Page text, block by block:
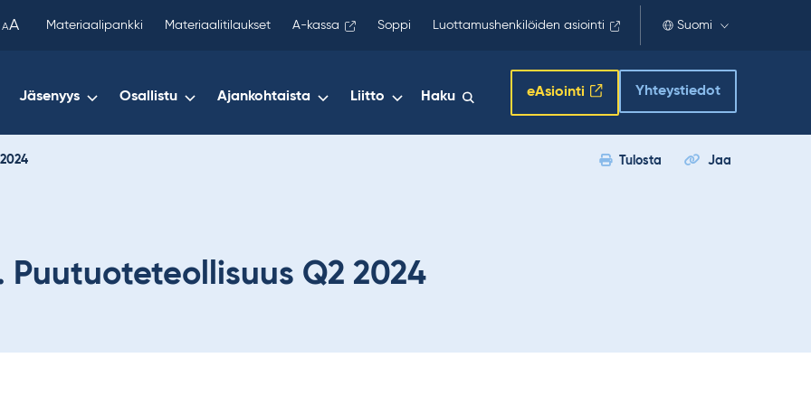
AA Materiaalipankki Materiaalitilaukset A-kassa Soppi Luottamushenkilöiden asiointi Suomi
Jäsenyys Osallistu Ajankohtaista Liitto Haku eAsiointi Yhteystiedot
Tulosta Jaa
Puutuoteteollisuus Q2 2024
copied
your
clipboard.)